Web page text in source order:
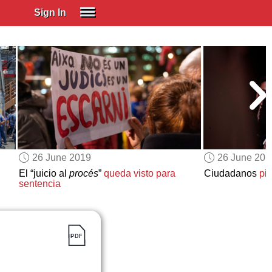
Sign In
Spanish (Spain)
Spanish (Latino)
SUBSCRIBE
EDUCATIONAL LICENSES
GIFT CARDS
OTHER LANGUAGES
26 June 2019
El “juicio al procés” queda visto para
sentencia
26 June
Ciudadanos